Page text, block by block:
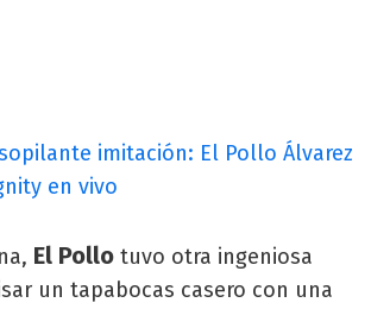
imitación: El Pollo Álvarez
en vivo
El Pollo tuvo otra ingeniosa
un tapabocas casero con una